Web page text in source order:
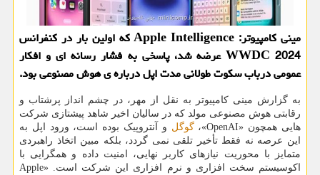
مینی کامپیوتر: Apple Intelligence که اولین بار در کنفرانس
WWDC 2024 عرضه شد، پاسخی به فشار رسانه ای و افکار
عمومی درباب سکوت طولانی مدت اپل درباره ی هوش مصنوعی بود.
به گزارش مینی کامپیوتر به نقل از مهر، در چشم انداز پرشتاب و
رقابتی هوش مصنوعی مولد که در سالیان اخیر شاهد پیشتازی شرکت
هایی همچون «OpenAI»،
گوگل و آنتروپیک بوده است، ورود اپل به
این عرصه نه فقط تأخیر تلقی نمی گردد، بلکه مبین اتخاذ راهبردی
متمایز با محوریت نیازهای کاربر نهایی، امنیت داده و همگرایی با
اکوسیستم سخت افزاری و نرم افزاری این شرکت است. «Apple